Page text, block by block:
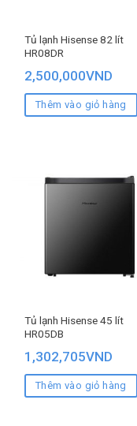
Tủ lạnh Hisense 82 lít
HR08DR
2,500,000VND
Thêm vào giỏ hàng
Tủ lạnh Hisense 45 lít
HR05DB
1,302,705VND
Thêm vào giỏ hàng